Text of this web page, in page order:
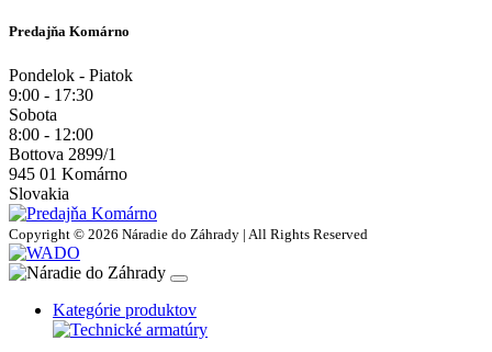
Predajňa Komárno
Pondelok - Piatok
9:00 - 17:30
Sobota
8:00 - 12:00
Bottova 2899/1
945 01 Komárno
Slovakia
Copyright © 2026 Náradie do Záhrady | All Rights Reserved
Kategórie produktov